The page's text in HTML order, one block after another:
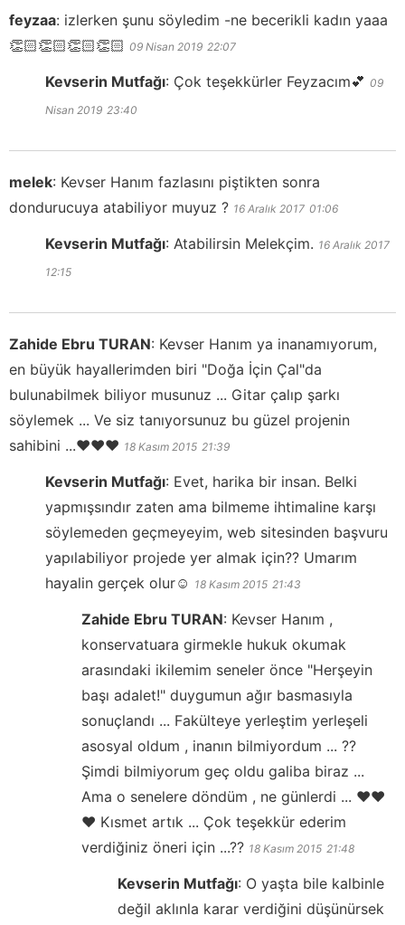
feyzaa: izlerken şunu söyledim -ne becerikli kadın yaaa
👏🏻👏🏻👏🏻👏🏻 09 Nisan 2019 22:07
Kevserin Mutfağı: Çok teşekkürler Feyzacım💕 09
Nisan 2019 23:40
melek: Kevser Hanım fazlasını piştikten sonra
dondurucuya atabiliyor muyuz ? 16 Aralık 2017 01:06
Kevserin Mutfağı: Atabilirsin Melekçim. 16 Aralık 2017
12:15
Zahide Ebru TURAN: Kevser Hanım ya inanamıyorum,
en büyük hayallerimden biri "Doğa İçin Çal"da
bulunabilmek biliyor musunuz ... Gitar çalıp şarkı
söylemek ... Ve siz tanıyorsunuz bu güzel projenin
sahibini ...❤️❤️❤️ 18 Kasım 2015 21:39
Kevserin Mutfağı: Evet, harika bir insan. Belki
yapmışsındır zaten ama bilmeme ihtimaline karşı
söylemeden geçmeyeyim, web sitesinden başvuru
yapılabiliyor projede yer almak için?? Umarım
hayalin gerçek olur☺️ 18 Kasım 2015 21:43
Zahide Ebru TURAN: Kevser Hanım ,
konservatuara girmekle hukuk okumak
arasındaki ikilemim seneler önce "Herşeyin
başı adalet!" duygumun ağır basmasıyla
sonuçlandı ... Fakülteye yerleştim yerleşeli
asosyal oldum , inanın bilmiyordum ... ??
Şimdi bilmiyorum geç oldu galiba biraz ...
Ama o senelere döndüm , ne günlerdi ... ❤️❤️
❤️ Kısmet artık ... Çok teşekkür ederim
verdiğiniz öneri için ...?? 18 Kasım 2015 21:48
Kevserin Mutfağı: O yaşta bile kalbinle
değil aklınla karar verdiğini düşünürsek